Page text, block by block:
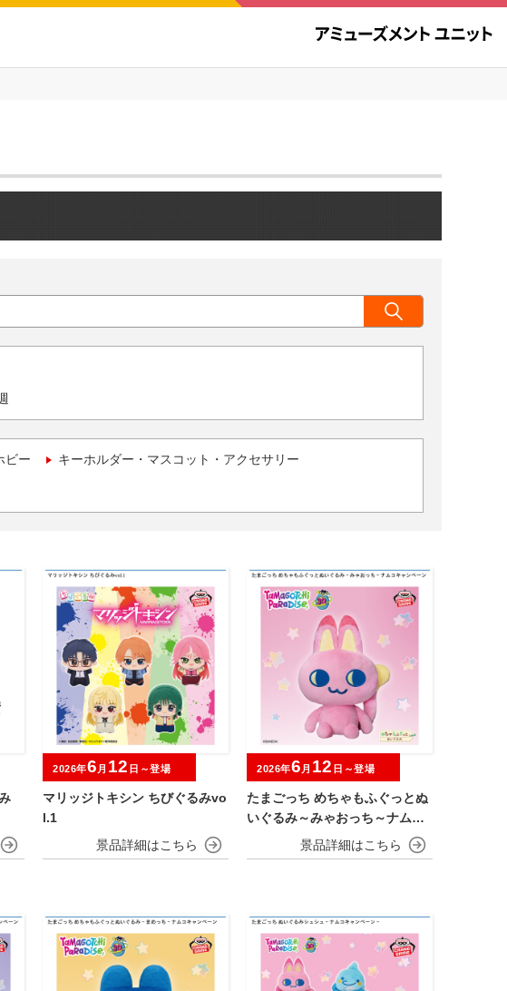
ビー キーホルダー・マスコット・アクセサリー
マリッジトキシン ちびぐるみvo
l.1
2026年6 月 12 日～登場
たまごっち めちゃもふぐっとぬ
いぐるみ～みゃおっち～ナムコ
キャンペーン
2026年6 月 12 日～登場